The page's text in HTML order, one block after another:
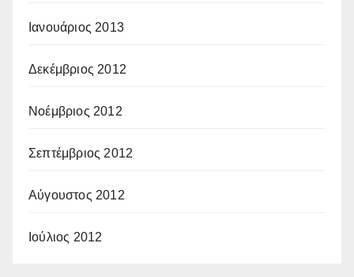
Ιανουάριος 2013
Δεκέμβριος 2012
Νοέμβριος 2012
Σεπτέμβριος 2012
Αύγουστος 2012
Ιούλιος 2012